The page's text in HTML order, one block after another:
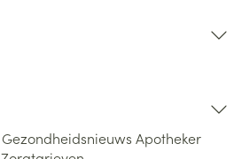
Gezondheidsnieuws Apotheker